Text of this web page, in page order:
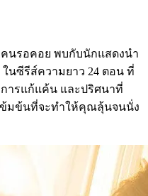
นรอคอย พบกับนักแสดงนำ
ในซีรีส์ความยาว 24 ตอน ที่
ารแก้แค้น และปริศนาที่
ข้มข้นที่จะทำให้คุณลุ้นจนนั่ง